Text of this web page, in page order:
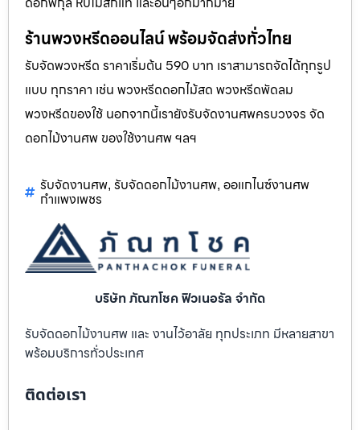
ร้านพวงหรีดออนไลน์ พร้อมจัดส่งทั่วไทย
รับจัดพวงหรีด ราคาเริ่มต้น 590 บาท เราสามารถจัดได้ทุกรูป
แบบ ทุกราคา เช่น พวงหรีดดอกไม้สด พวงหรีดพัดลม
พวงหรีดของใช้ นอกจากนี้เรายังรับจัดงานศพครบวงจร จัด
ดอกไม้งานศพ ของใช้งานศพ ฯลฯ
รับจัดงานศพ, รับจัดดอกไม้งานศพ, ออแกไนซ์งานศพ
กำแพงเพชร
บริษัท ภัณฑโชค ฟิวเนอรัล จำกัด
รับจัดดอกไม้งานศพ และ งานไว้อาลัย ทุกประเภท มีหลายสาขา
พร้อมบริการทั่วประเทศ
ติดต่อเรา